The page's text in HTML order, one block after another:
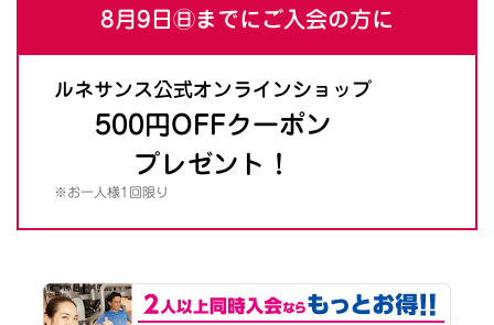
8月9日㊐までにご入会の方に
ルネサンス公式オンラインショップ
500円OFFクーポン
プレゼント！
※お一人様1回限り